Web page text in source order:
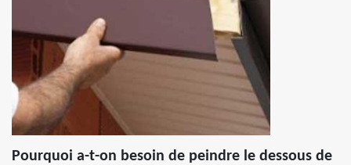
Pourquoi a-t-on besoin de peindre le dessous de